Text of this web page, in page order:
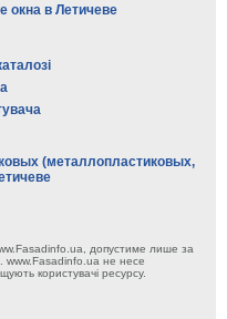
окна в Летичеве
(металлопластиковых,
допустиме лише за
www.Fasadinfo.ua не несе
користувачі ресурсу.